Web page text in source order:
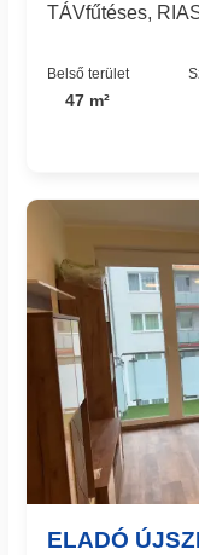
TÁVfűtéses,
Belső terület
47 m²
ELADÓ